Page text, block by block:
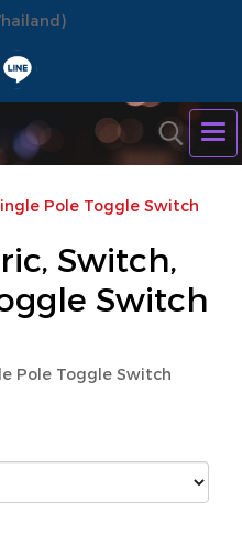
Pole Toggle Switch
Switch,
Switch
Pole Toggle Switch